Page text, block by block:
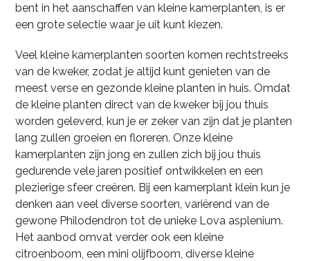
bent in het aanschaffen van kleine kamerplanten, is er
een grote selectie waar je uit kunt kiezen.
Veel kleine kamerplanten soorten komen rechtstreeks
van de kweker, zodat je altijd kunt genieten van de
meest verse en gezonde kleine planten in huis. Omdat
de kleine planten direct van de kweker bij jou thuis
worden geleverd, kun je er zeker van zijn dat je planten
lang zullen groeien en floreren. Onze kleine
kamerplanten zijn jong en zullen zich bij jou thuis
gedurende vele jaren positief ontwikkelen en een
plezierige sfeer creëren. Bij een kamerplant klein kun je
denken aan veel diverse soorten, variërend van de
gewone Philodendron tot de unieke Lova asplenium.
Het aanbod omvat verder ook een kleine
citroenboom, een mini olijfboom, diverse kleine